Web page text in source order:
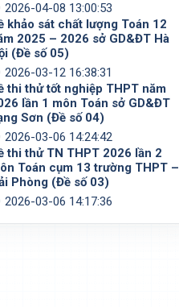
2026-04-08 13:00:53
khảo sát chất lượng Toán 12
2025 – 2026 sở GD&ĐT Hà
(Đề số 05)
2026-03-12 16:38:31
thi thử tốt nghiệp THPT năm
lần 1 môn Toán sở GD&ĐT
Sơn (Đề số 04)
2026-03-06 14:24:42
thi thử TN THPT 2026 lần 2
Toán cụm 13 trường THPT –
Phòng (Đề số 03)
2026-03-06 14:17:36